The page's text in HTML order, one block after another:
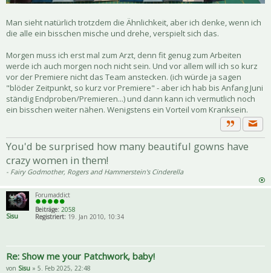
Man sieht natürlich trotzdem die Ähnlichkeit, aber ich denke, wenn ich
die alle ein bisschen mische und drehe, verspielt sich das.
Morgen muss ich erst mal zum Arzt, denn fit genug zum Arbeiten
werde ich auch morgen noch nicht sein. Und vor allem will ich so kurz
vor der Premiere nicht das Team anstecken. (ich würde ja sagen
"blöder Zeitpunkt, so kurz vor Premiere" - aber ich hab bis Anfang Juni
ständig Endproben/Premieren...) und dann kann ich vermutlich noch
ein bisschen weiter nähen. Wenigstens ein Vorteil vom Kranksein.
Zitat
You'd be surprised how many beautiful gowns have
crazy women in them!
- Fairy Godmother, Rogers and Hammerstein's Cinderella
Sisu
Forumaddict
Beiträge: 2058
Registriert:19. Jan 2010, 10:34
Re: Show me your Patchwork, baby!
von Sisu » 5. Feb 2025, 22:48